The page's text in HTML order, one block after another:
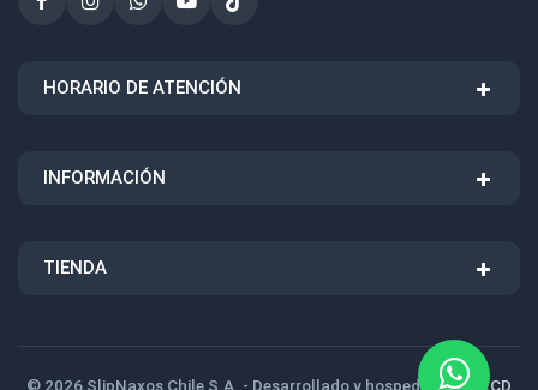
HORARIO DE ATENCIÓN
INFORMACIÓN
TIENDA
© 2026 SlipNaxos Chile S.A. - Desarrollado y hospedado por LCD